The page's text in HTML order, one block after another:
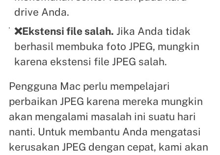
drive Anda.
❌Ekstensi file salah. Jika Anda tidak
berhasil membuka foto JPEG, mungkin
karena ekstensi file JPEG salah.
Pengguna Mac perlu mempelajari
perbaikan JPEG karena mereka mungkin
akan mengalami masalah ini suatu hari
nanti. Untuk membantu Anda mengatasi
kerusakan JPEG dengan cepat, kami akan